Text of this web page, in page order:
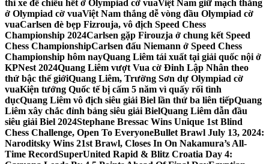
thí xe để chiếu hết ở Olympiad cờ vuaViệt Nam giữ mạch thắng
ở Olympiad cờ vuaViệt Nam thắng dễ vòng đầu Olympiad cờ
vuaCarlsen đè bẹp Fizrouja, vô địch Speed Chess
Championship 2024Carlsen gặp Firouzja ở chung kết Speed
Chess ChampionshipCarlsen đấu Niemann ở Speed Chess
Championship hôm nayQuang Liêm tái xuất tại giải quốc nội ở
KPNest 2024Quang Liêm vượt Vua cờ Đinh Lập Nhân theo
thứ bậc thế giớiQuang Liêm, Trường Sơn dự Olympiad cờ
vuaKiện tướng Quốc tế bị cấm 5 năm vì quấy rối tình
dụcQuang Liêm vô địch siêu giải Biel lần thứ ba liên tiếpQuang
Liêm xây chắc đỉnh bảng siêu giải BielQuang Liêm dẫn đầu
siêu giải Biel 2024Stephane Bressac Wins Unique 1st Blind
Chess Challenge, Open To EveryoneBullet Brawl July 13, 2024:
Naroditsky Wins 21st Brawl, Closes In On Nakamura’s All-
Time RecordSuperUnited Rapid & Blitz Croatia Day 4: